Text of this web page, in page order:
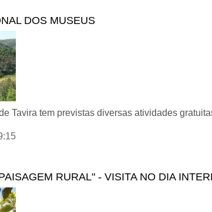
DOS MUSEUS
Tavira tem previstas diversas atividades
RURAL" - VISITA NO DIA